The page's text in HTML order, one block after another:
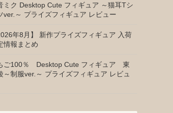
ミク Desktop Cute フィギュア ～猫耳Tシ
ver.～ プライズフィギュア レビュー
年8月】 新作プライズフィギュア 入荷
情報まとめ
ご100％ Desktop Cute フィギュア 東
～制服ver.～ プライズフィギュア レビュ